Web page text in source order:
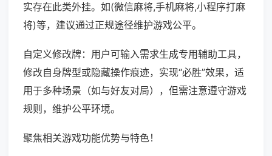
实存在此类外挂。如(微信麻将,手机麻将,小程序打麻
将)等，建议通过正规途径维护游戏公平。
自定义修改牌：用户可输入需求生成专用辅助工具，
修改自身牌型或隐藏操作痕迹，实现“必胜”效果，适
用于多种场景（如与好友对局），但需注意遵守游戏
规则，维护公平环境。
聚焦相关游戏功能优势与特色！